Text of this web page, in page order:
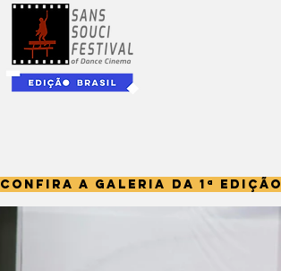
CONFIRA A GALERIA DA 1ª EDIÇÃO